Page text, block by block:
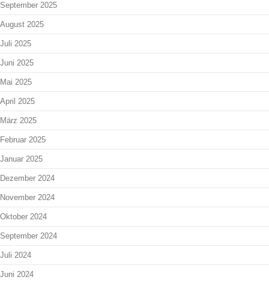
September 2025
August 2025
Juli 2025
Juni 2025
Mai 2025
April 2025
März 2025
Februar 2025
Januar 2025
Dezember 2024
November 2024
Oktober 2024
September 2024
Juli 2024
Juni 2024